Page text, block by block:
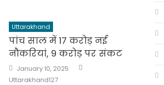
Uttarakhand
पांच साल में 17 करोड़ नई
नौकरियां, 9 करोड़ पर संकट
Posted
on
January 10, 2025
Uttarakhand127